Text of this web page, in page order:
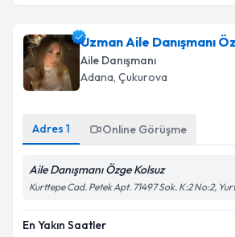
Uzman Aile Danışmanı
Aile Danışmanı
Adana, Çukurova
Adres 1 Online Görüşme
Aile Danışmanı Özge Kolsuz
Kurttepe Cad. Petek Apt. 71497 Sok. K:2 No:2,
En Yakın Saatler